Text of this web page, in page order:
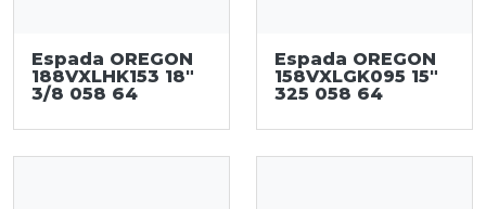
Espada OREGON
188VXLHK153 18"
3/8 058 64
Espada OREGON
158VXLGK095 15"
325 058 64